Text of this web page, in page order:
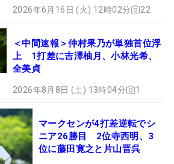
2026年6月16日 (火) 12時02分 22
＜中間速報＞仲村果乃が単独首位浮
上 1打差に吉澤柚月、小林光希、
全美貞
2026年8月8日 (土) 13時04分 1
マークセンが4打差逆転でシ
ニア26勝目 2位寺西明、3
位に藤田寛之と片山晋呉